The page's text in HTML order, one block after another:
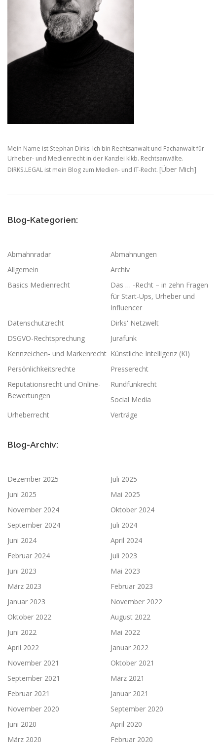
Mein Name ist Stephan Dirks. Ich bin Rechtsanwalt und Fachanwalt für
Urheber- und Medienrecht in der Kanzlei klkb. Rechtsanwälte.
DIRKS.LEGAL ist mein Blog zum Medien- und IT-Recht. [Über Mich]
Blog-Kategorien:
Abmahnradar
Abmahnungen
Allgemein
Archiv
Basics Medienrecht
Das … -Recht – in zehn Fragen
für Start-Ups, Urheber und
Influencer
Datenschutzrecht
Dirks' Netzwelt
DSGVO-Rechtsprechung
Jurafunk
Kennzeichen- und Markenrecht Künstliche Intelligenz (KI)
Persönlichkeitsrechte
Presserecht
Reputationsrecht und Online-
Bewertungen
Rundfunkrecht
Social Media
Urheberrecht
Verträge
Blog-Archiv:
Dezember 2025
Juli 2025
Juni 2025
Mai 2025
November 2024
Oktober 2024
September 2024
Juli 2024
Juni 2024
April 2024
Februar 2024
Juli 2023
Juni 2023
Mai 2023
März 2023
Februar 2023
Januar 2023
November 2022
Oktober 2022
August 2022
Juni 2022
Mai 2022
April 2022
Januar 2022
November 2021
Oktober 2021
September 2021
März 2021
Februar 2021
Januar 2021
November 2020
September 2020
Juni 2020
April 2020
März 2020
Februar 2020